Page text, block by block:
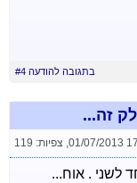
בתגובה להודעה #4
זה...
01/07/2013
, צפיות: 119
לשני . אוח...